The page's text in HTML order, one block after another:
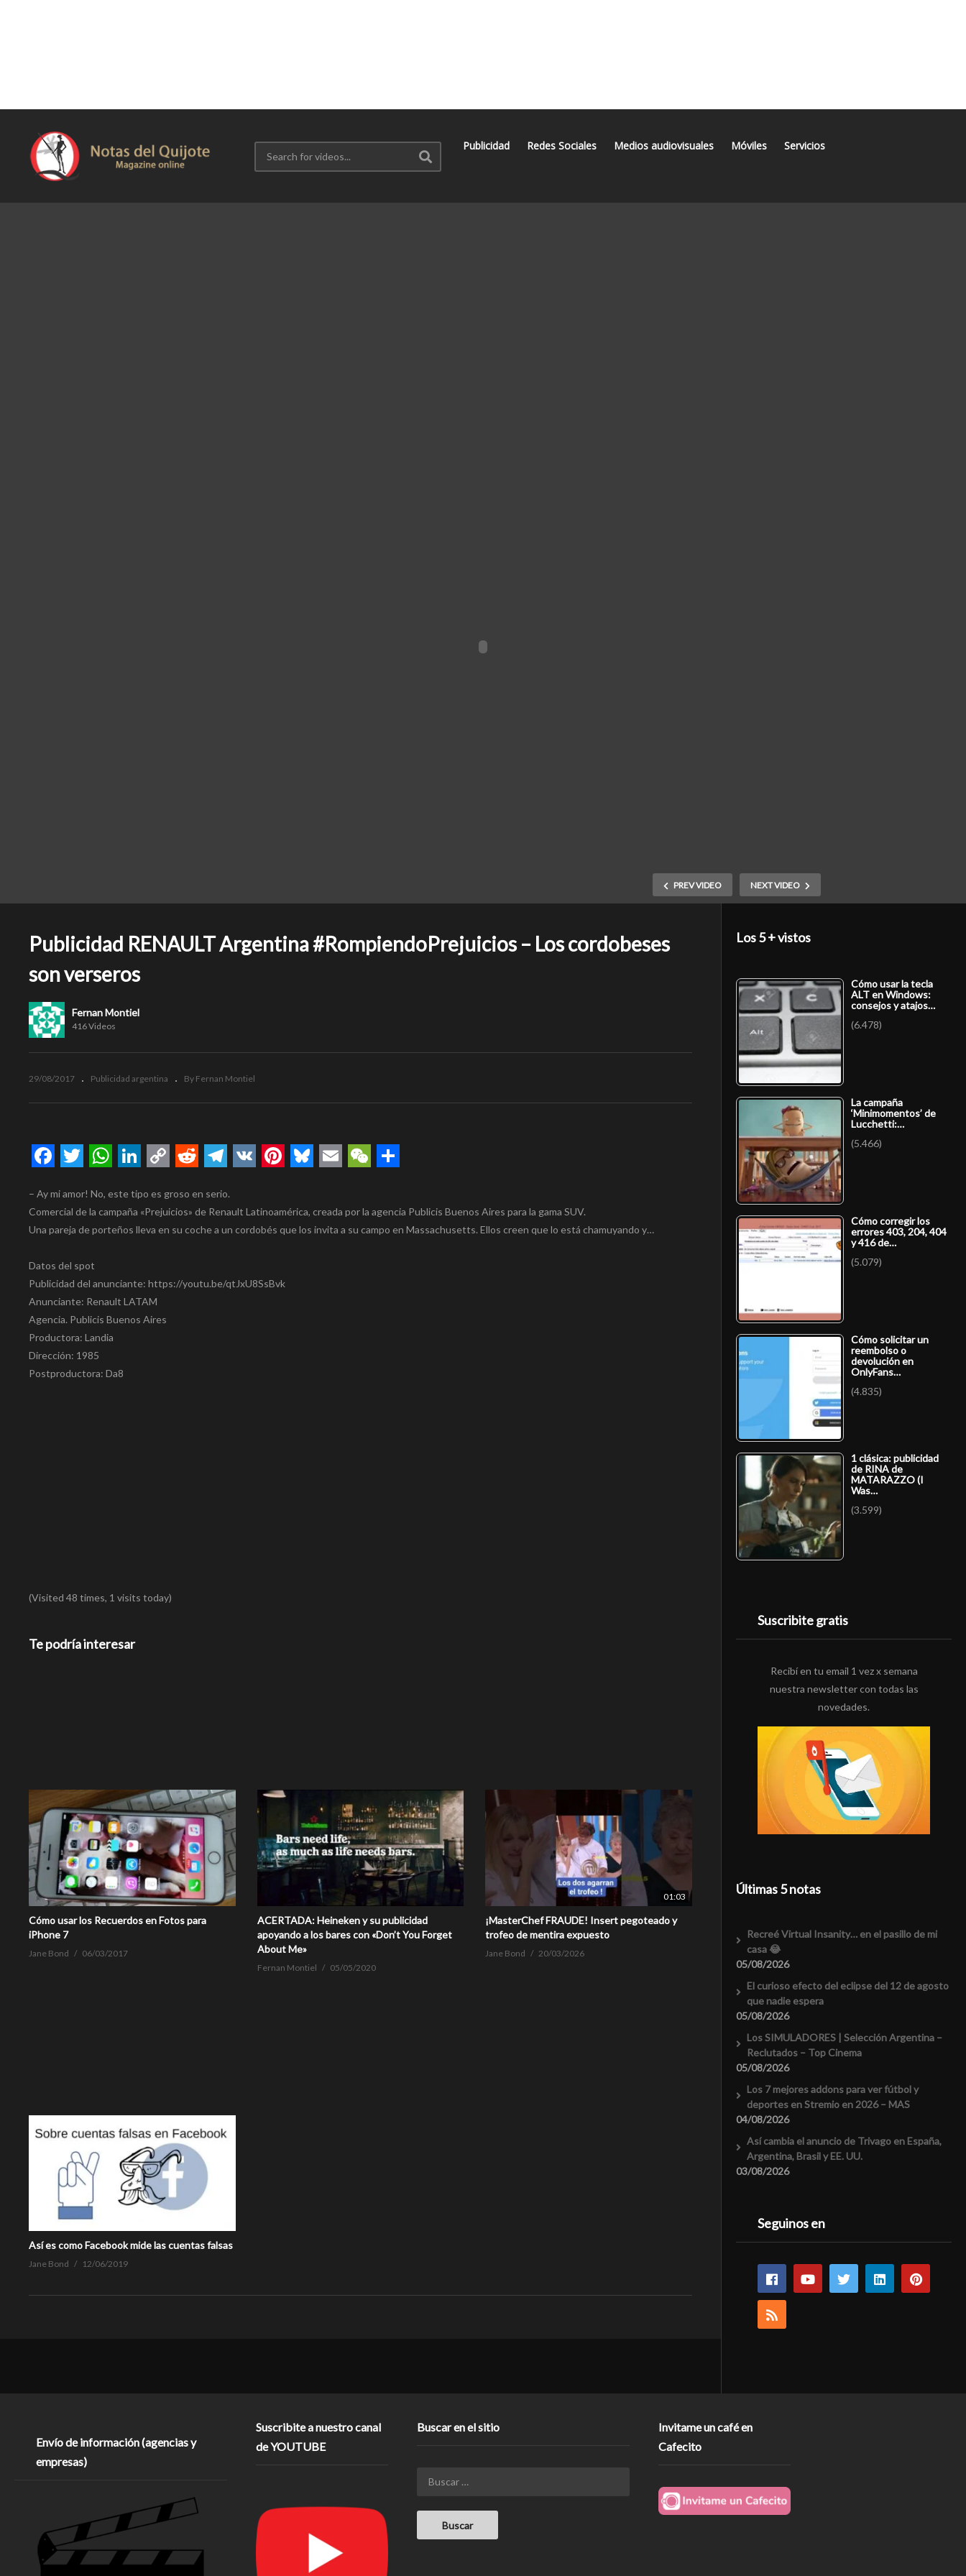
Publicidad Redes Sociales Medios audiovisuales Móviles Servicios
PREV VIDEO NEXT VIDEO
Publicidad RENAULT Argentina #RompiendoPrejuicios – Los cordobeses
son verseros
Fernan Montiel
416 Videos
29/08/2017 Publicidad argentina By Fernan Montiel
Link
– Ay mi amor! No, este tipo es groso en serio.
Comercial de la campaña «Prejuicios» de Renault Latinoamérica, creada por la agencia Publicis Buenos Aires para la gama SUV.
Una pareja de porteños lleva en su coche a un cordobés que los invita a su campo en Massachusetts. Ellos creen que lo está chamuyando y…
Datos del spot
Publicidad del anunciante: https://youtu.be/qtJxU8SsBvk
Anunciante: Renault LATAM
Agencia. Publicis Buenos Aires
Productora: Landia
Dirección: 1985
Postproductora: Da8
(Visited 48 times, 1 visits today)
Te podría interesar
Cómo usar los Recuerdos en Fotos para
iPhone 7
Jane Bond 06/03/2017
ACERTADA: Heineken y su publicidad
apoyando a los bares con «Don’t You Forget
About Me»
Fernan Montiel 05/05/2020
01:03
¡MasterChef FRAUDE! Insert pegoteado y
trofeo de mentira expuesto
Jane Bond 20/03/2026
Así es como Facebook mide las cuentas falsas
Jane Bond 12/06/2019
Los 5 + vistos
Cómo usar la tecla
ALT en Windows:
consejos y atajos…
(6.478)
La campaña
‘Minimomentos’ de
Lucchetti:…
(5.466)
Cómo corregir los
errores 403, 204, 404
y 416 de…
(5.079)
Cómo solicitar un
reembolso o
devolución en
OnlyFans…
(4.835)
1 clásica: publicidad
de RINA de
MATARAZZO (I
Was…
(3.599)
Suscribite gratis
Recibí en tu email 1 vez x semana
nuestra newsletter con todas las
novedades.
Últimas 5 notas
Recreé Virtual Insanity… en el pasillo de mi
casa 😂
05/08/2026
El curioso efecto del eclipse del 12 de agosto
que nadie espera
05/08/2026
Los SIMULADORES | Selección Argentina –
Reclutados – Top Cinema
05/08/2026
Los 7 mejores addons para ver fútbol y
deportes en Stremio en 2026 – MAS
04/08/2026
Así cambia el anuncio de Trivago en España,
Argentina, Brasil y EE. UU.
03/08/2026
Seguinos en
Envío de información (agencias y
empresas)
Suscribite a nuestro canal
de YOUTUBE
Buscar en el sitio
Invitame un café en
Cafecito